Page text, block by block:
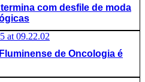
com desfile de moda
de Oncologia é